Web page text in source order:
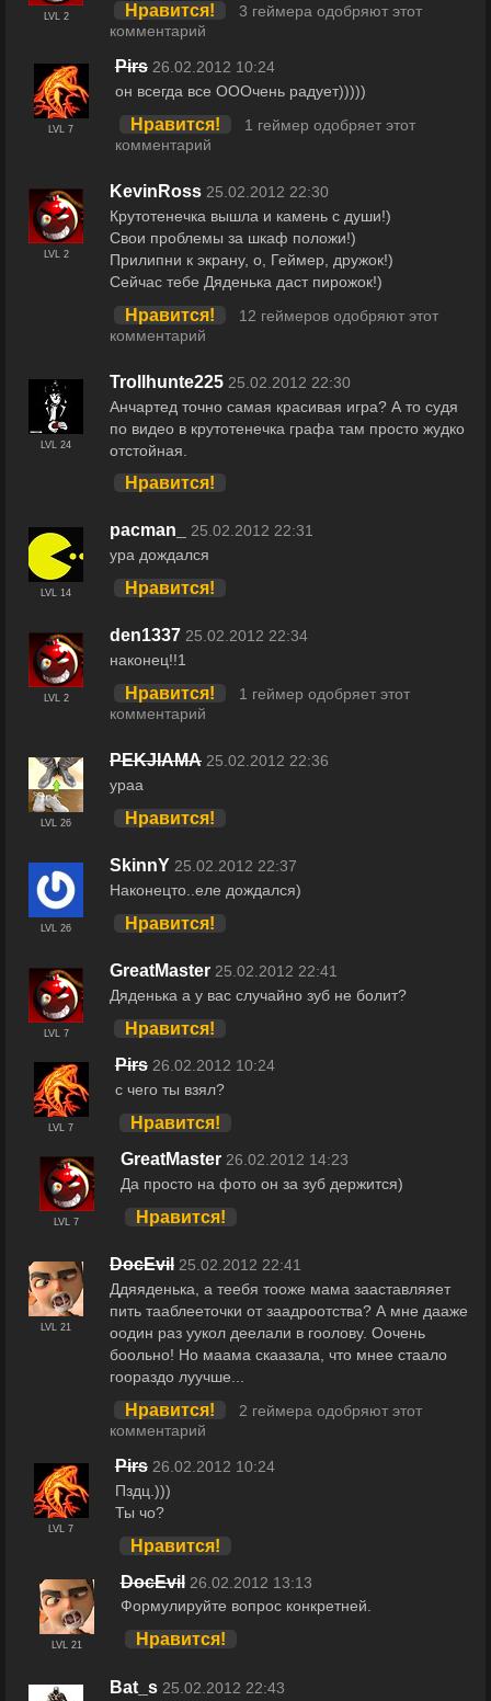
LVL 2 Нравится!
3 геймера одобряют этот
комментарий
LVL 7
Pirs 26.02.2012 10:24
он всегда все ОООчень радует)))))
Нравится!
1 геймер одобряет этот
комментарий
LVL 2
KevinRoss 25.02.2012 22:30
Крутотенечка вышла и камень с души!)
Свои проблемы за шкаф положи!)
Прилипни к экрану, о, Геймер, дружок!)
Сейчас тебе Дяденька даст пирожок!)
Нравится!
12 геймеров одобряют этот
комментарий
LVL 24
Trollhunte225 25.02.2012 22:30
Анчартед точно самая красивая игра? А то судя
по видео в крутотенечка графа там просто жудко
отстойная.
Нравится!
LVL 14
pacman_ 25.02.2012 22:31
ура дождался
Нравится!
LVL 2
den1337 25.02.2012 22:34
наконец!!1
Нравится!
1 геймер одобряет этот
комментарий
LVL 26
PEKJIAMA 25.02.2012 22:36
ураа
Нравится!
LVL 26
SkinnY 25.02.2012 22:37
Наконецто..еле дождался)
Нравится!
LVL 7
GreatMaster 25.02.2012 22:41
Дяденька а у вас случайно зуб не болит?
Нравится!
LVL 7
Pirs 26.02.2012 10:24
с чего ты взял?
Нравится!
LVL 7
GreatMaster 26.02.2012 14:23
Да просто на фото он за зуб держится)
Нравится!
LVL 21
DocEvil 25.02.2012 22:41
Ддяяденька, а теебя тооже мама зааставляяет
пить тааблееточки от заадроотства? А мне дааже
оодин раз уукол деелали в гоолову. Оочень
боольно! Но маама скаазала, что мнее стаало
гоораздо луучше...
Нравится!
2 геймера одобряют этот
комментарий
LVL 7
Pirs 26.02.2012 10:24
Пздц.)))
Ты чо?
Нравится!
LVL 21
DocEvil 26.02.2012 13:13
Формулируйте вопрос конкретней.
Нравится!
Bat_s 25.02.2012 22:43